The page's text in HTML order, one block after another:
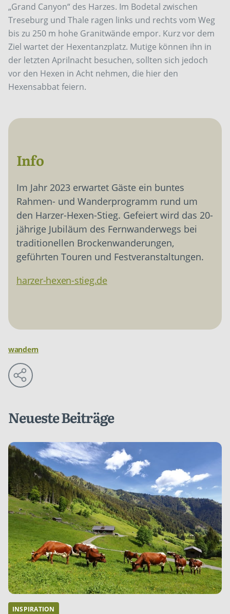
„Grand Canyon“ des Harzes. Im Bodetal zwischen
Treseburg und Thale ragen links und rechts vom Weg
bis zu 250 m hohe Granitwände empor. Kurz vor dem
Ziel wartet der Hexentanzplatz. Mutige können ihn in
der letzten Aprilnacht besuchen, sollten sich jedoch
vor den Hexen in Acht nehmen, die hier den
Hexensabbat feiern.
Info
Im Jahr 2023 erwartet Gäste ein buntes
Rahmen- und Wanderprogramm rund um
den Harzer-Hexen-Stieg. Gefeiert wird das 20-
jährige Jubiläum des Fernwanderwegs bei
traditionellen Brockenwanderungen,
geführten Touren und Festveranstaltungen.
harzer-hexen-stieg.de
wandern
Neueste Beiträge
INSPIRATION